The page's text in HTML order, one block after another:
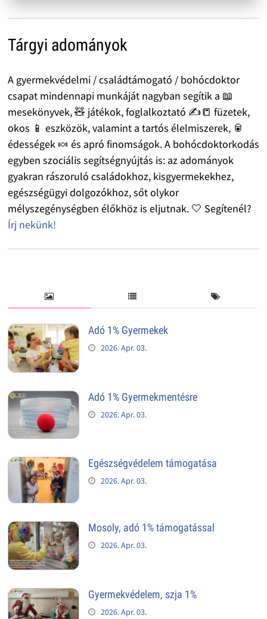
Tárgyi adományok
A gyermekvédelmi / családtámogató / bohócdoktor
csapat mindennapi munkáját nagyban segítik a 📖
mesekönyvek, 🧸 játékok, foglalkoztató ✍️📒 füzetek,
okos 📱 eszközök, valamint a tartós élelmiszerek, 🥫
édességek 🍬 és apró finomságok. A bohócdoktorkodás
egyben szociális segítségnyújtás is: az adományok
gyakran rászoruló családokhoz, kisgyermekekhez,
egészségügyi dolgozókhoz, sőt olykor
mélyszegénységben élőkhöz is eljutnak. 🤍 Segítenél?
Írj nekünk!
Adó 1% Gyermekek
2026. Apr. 03.
Adó 1% Gyermekmentésre
2026. Apr. 03.
Egészségvédelem támogatása
2026. Apr. 03.
Mosoly, adó 1% támogatással
2026. Apr. 03.
Gyermekvédelem, szja 1%
2026. Apr. 03.